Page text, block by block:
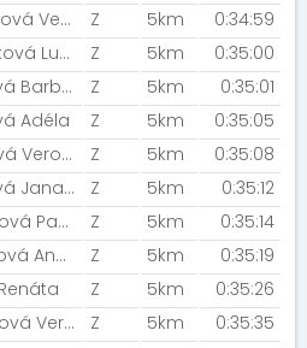
Macáková Veronika [PRO VĚRUŠKU] Z 5km
0:34:59
Jedzoková Lucie Z 5km
0:35:00
Vašková Barbora Z 5km
0:35:01
Adéla Z 5km
0:35:05
Mikulová Veronika Z 5km
0:35:08
Hynková Jana [Škoda] Z 5km
0:35:12
Vojtičková Pavla Z 5km
0:35:14
Mayerová Andrea Z 5km
0:35:19
Z 5km
0:35:26
Mikulíková Veronika Z 5km
0:35:35